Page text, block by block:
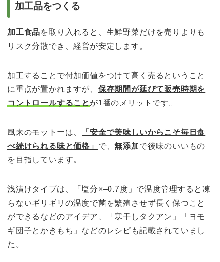
加工品をつくる
加工食品を取り入れると、生鮮野菜だけを売りよりも
リスク分散でき、経営が安定します。
加工することで付加価値をつけて高く売るということ
に重点が置かれますが、 保存期間が延びて販売時期を
コントロールすること が1番のメリットです。
風来のモットーは、
「安全で美味しいからこそ毎日食
べ続けられる味と価格」 で、無添加で後味のいいもの
を目指しています。
浅漬けタイプは、「塩分×–0.7度」で温度管理すると凍
らないギリギリの温度で菌を繁殖させず長く保つこと
ができるなどのアイデア、「寒干しタクアン」「ヨモ
ギ団子とかきもち」などのレシピも記載されていまし
た。